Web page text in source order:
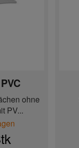
ohne
PV...